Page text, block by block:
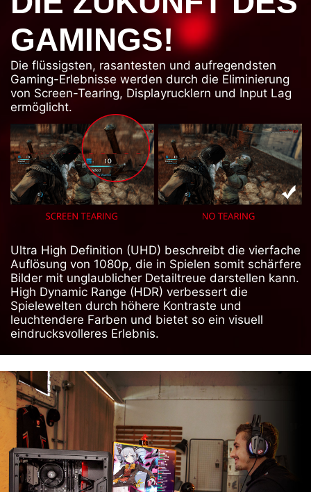
GAMINGS!
Die flüssigsten, rasantesten und aufregendsten
Gaming-Erlebnisse werden durch die Eliminierung
von Screen-Tearing, Displayrucklern und Input Lag
ermöglicht.
Ultra High Definition (UHD) beschreibt die vierfache
Auflösung von 1080p, die in Spielen somit schärfere
Bilder mit unglaublicher Detailtreue darstellen kann.
High Dynamic Range (HDR) verbessert die
Spielewelten durch höhere Kontraste und
leuchtendere Farben und bietet so ein visuell
eindrucksvolleres Erlebnis.